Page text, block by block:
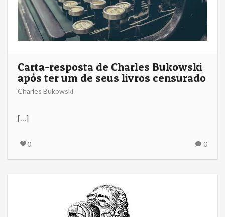
Carta-resposta de Charles Bukowski
após ter um de seus livros censurado
Charles Bukowski
[…]
0 0